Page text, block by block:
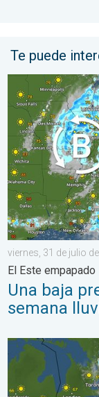
Te puede
Una baja presión
viernes, 31 de julio
El Este empapado
Una baja
semana
Lluvias intensas